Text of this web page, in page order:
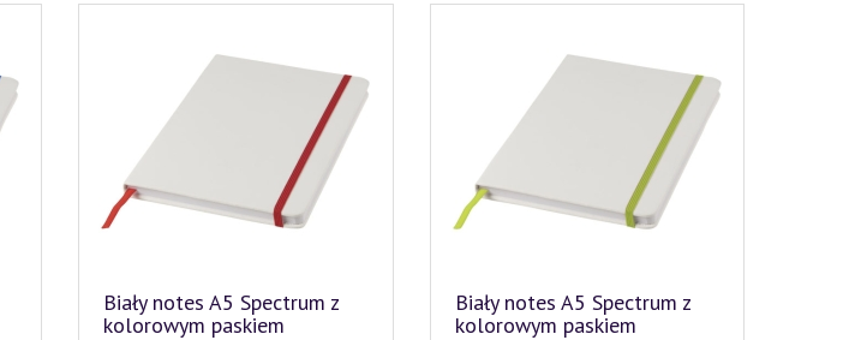
Biały notes A5 Spectrum z
kolorowym paskiem
Biały notes A5 Spectrum z
kolorowym paskiem